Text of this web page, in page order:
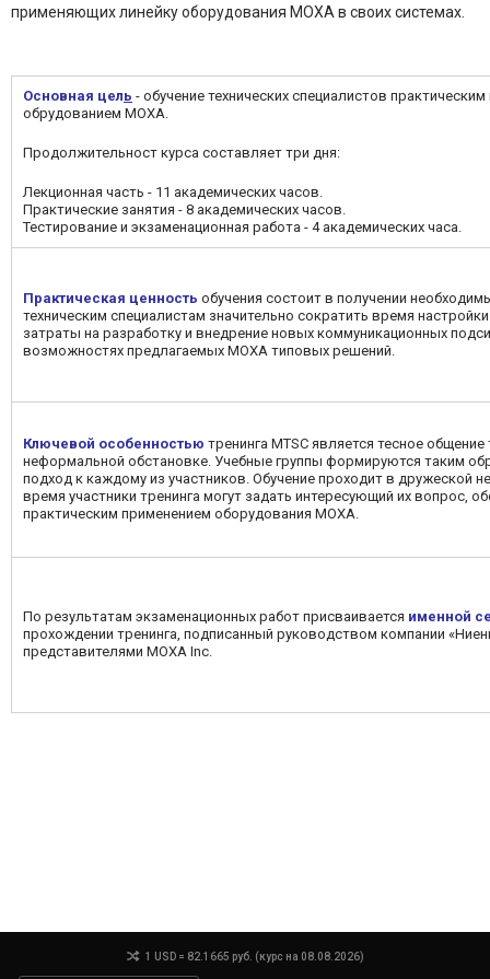
применяющих линейку оборудования MOXA в своих системах.
Основная цель - обучение технических специалистов
обрудованием MOXA.
Продолжительност курса составляет три дня:
Лекционная часть - 11 академических часов.
Практические занятия - 8 академических часов.
Тестирование и экзаменационная работа - 4 академических часа.
Практическая ценность обучения состоит в получении
техническим специалистам значительно сократить время
затраты на разработку и внедрение новых коммуникационных
возможностях предлагаемых MOXA типовых решений.
Ключевой особенностью тренинга MTSC является тесное
неформальной обстановке. Учебные группы формируются таким
подход к каждому из участников. Обучение проходит в дружеской
время участники тренинга могут задать интересующий их вопрос,
практическим применением оборудования MOXA.
По результатам экзаменационных работ присваивается именной
прохождении тренинга, подписанный руководством компании
представителями MOXA Inc.
1 USD = 82.1665 руб. (курс на 08.08.2026)